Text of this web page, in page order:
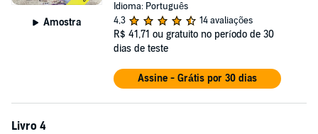
Amostra
Idioma: Português
4,3
14 avaliações
R$ 41,71 ou gratuito no período de 30
dias de teste
Assine - Grátis por 30 dias
Livro 4